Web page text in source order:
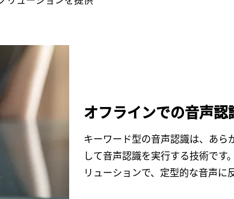
オフラインでの音声認
キーワード型の音声認識は、あ
して音声認識を実行する技術です
リューションで、定型的な音声に